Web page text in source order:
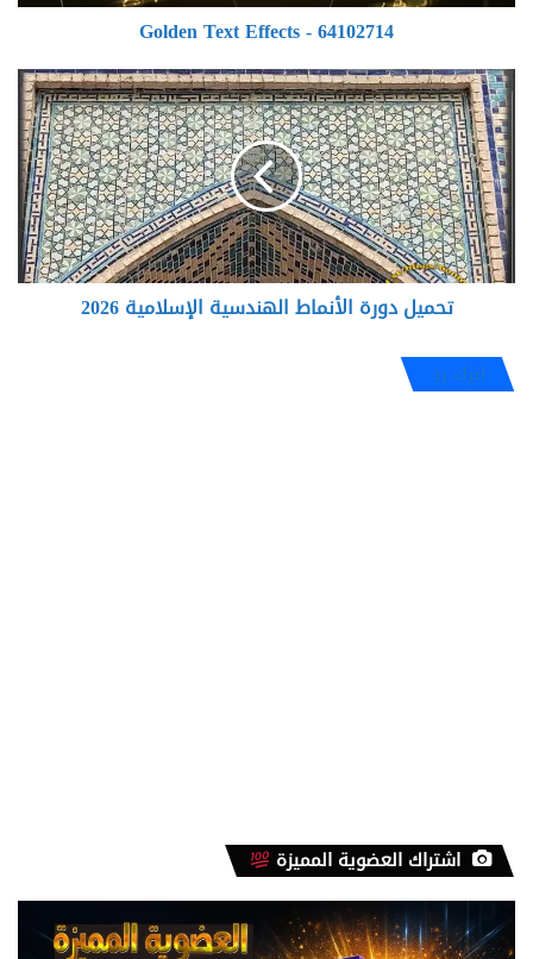
Golden Text Effects - 64102714
تحميل
دورة
الأنماط
الهندسية
الإسلامية
2026
تحميل دورة الأنماط الهندسية الإسلامية 2026
اترك رد
اشتراك العضوية المميزة